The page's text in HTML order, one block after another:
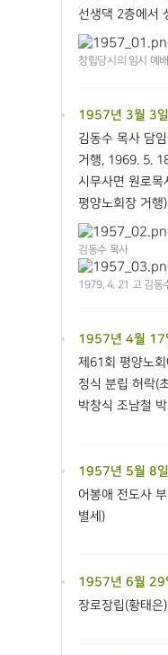
선생댁 2층에서
창립당시의 임시 예
1957년 3월 3일
김동수 목사 담
거행, 1969. 5.
시무사면 원로
평양노회장 거행)
김동수 목사
1979. 4. 21 고 김동
1957년 4월 17
제61회 평양노
정식 분립 허락(
박창식 조남철
1957년 5월 8일
어봉애 전도사
별세)
1957년 6월 29
장로장립(황태은